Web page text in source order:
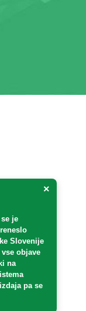
×
se je
Slovenije
objave
na
pa se